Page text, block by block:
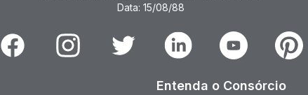
Data: 15/08/88
Facebook Instagram Twitter Linkedin Youtube
Entenda o Consórcio